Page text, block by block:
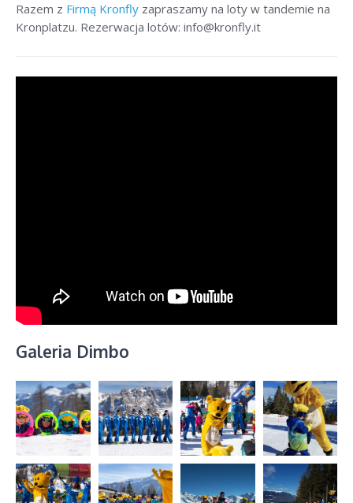
Razem z Firmą Kronfly zapraszamy na loty w tandemie na
Kronplatzu. Rezerwacja lotów: info@kronfly.it
Galeria Dimbo